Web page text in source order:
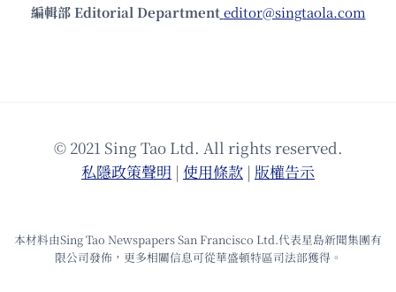
編輯部 Editorial Department editor@singtaola.com
© 2021 Sing Tao Ltd. All rights reserved.
私隱政策聲明 | 使⽤條款 | 版權告⽰
本材料由Sing Tao Newspapers San Francisco Ltd.代表星島新聞集團有
限公司發佈，更多相關信息可從華盛頓特區司法部獲得。